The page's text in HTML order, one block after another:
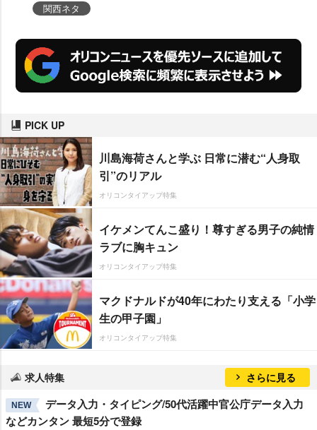
関西ネタ
PICK UP
川島海荷さんと学ぶ 日常に潜む“人身取
引”のリアル
オリコンタイアップ特集
イケメンてんこ盛り！尊すぎる男子の純情
ラブに胸キュン
オリコンタイアップ特集
マクドナルドが40年にわたり支える「小学
生の甲子園」
オリコンタイアップ特集
求人特集 さらに見る
NEW
データ入力・タイピング/50代活躍中官公庁データ入力
などカンタン 最短5分で登録